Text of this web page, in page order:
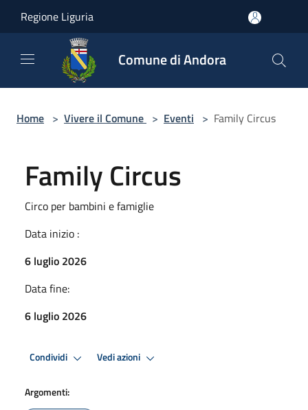
Regione Liguria
Comune di Andora
Home > Vivere il Comune > Eventi > Family Circus
Family Circus
Circo per bambini e famiglie
Data inizio :
6 luglio 2026
Data fine:
6 luglio 2026
Condividi Vedi azioni
Argomenti: